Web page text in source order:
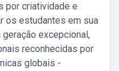
por criatividade e
os estudantes em sua
excepcional,
reconhecidas por
globais -